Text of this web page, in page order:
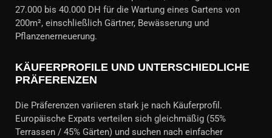
27.000 bis 40.000 DH für die Wartung eines Gartens von
200m², einschließlich Gärtner, Bewässerung und
Pflanzenerneuerung.
KÄUFERPROFILE UND UNTERSCHIEDLICHE
PRÄFERENZEN
Die Präferenzen variieren stark je nach Käuferprofil.
Europäische Expats verteilen sich gleichmäßig (55%
Terrassen / 45% Gärten) und suchen nach einfacher